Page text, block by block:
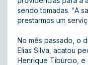
sendo tomadas. "A
prestarmos um
No mês passado, o
Elias Silva, acatou
Henrique Tibúrcio, e